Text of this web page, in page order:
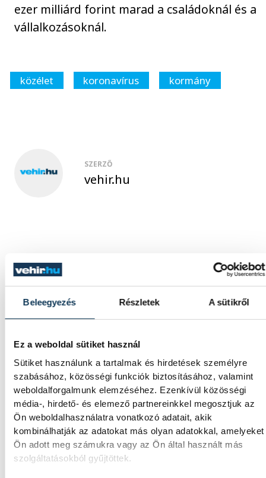
Beleegyezés Részletek A sütikről
Ez a weboldal sütiket használ
Sütiket használunk a tartalmak és hirdetések személyre
szabásához, közösségi funkciók biztosításához, valamint
weboldalforgalmunk elemzéséhez. Ezenkívül közösségi
média-, hirdető- és elemező partnereinkkel megosztjuk az
Ön weboldalhasználatra vonatkozó adatait, akik
kombinálhatják az adatokat más olyan adatokkal, amelyeket
Ön adott meg számukra vagy az Ön által használt más
szolgáltatásokból gyűjtöttek.
ezer milliárd forint marad a családoknál és a
vállalkozásoknál.
közélet koronavírus kormány
SZERZŐ
vehir.hu